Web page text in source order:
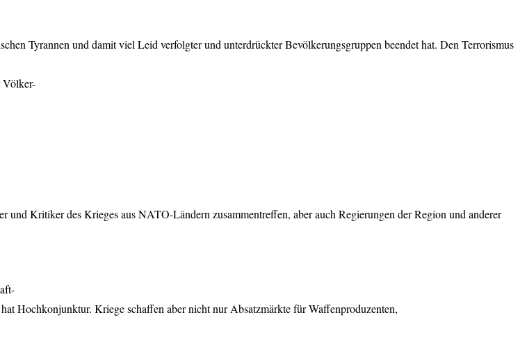
Tyrannen und damit viel Leid verfolgter und unterdrückter Bevölkerungsgruppen beendet hat. Den Terrorismus
Völker-
und Kritiker des Krieges ausNATO-Ländern zusammentreffen, aber auch Regierungen der Region und anderer
Hochkonjunktur. Kriege schaffen aber nicht nur Absatzmärkte für Waffenproduzenten,